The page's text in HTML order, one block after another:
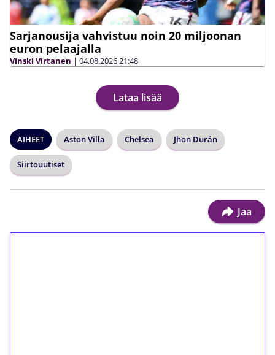
Sarjanousija vahvistuu noin 20 miljoonan
euron pelaajalla
Vinski Virtanen | 04.08.202621:48
Lataa lisää
AIHEET Aston Villa Chelsea Jhon Durán
Siirtouutiset
Jaa